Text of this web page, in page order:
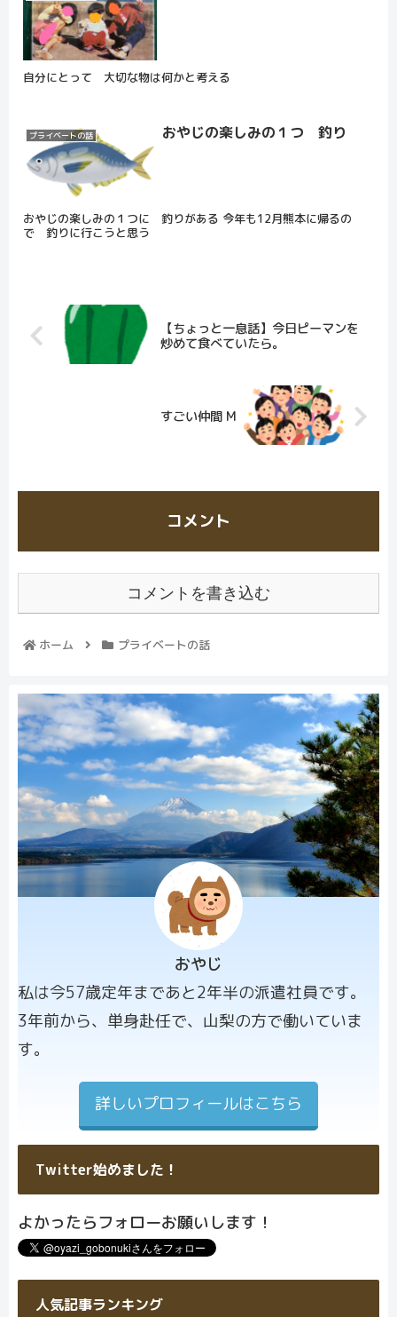
自分にとって 大切な物は何かと考える
プライベートの話 おやじの楽しみの１つ 釣り
おやじの楽しみの１つに 釣りがある 今年も12月熊本に帰るの
で 釣りに行こうと思う
【ちょっと一息話】今日ピーマンを
炒めて食べていたら。
すごい仲間 M
コメント
コメントを書き込む
ホーム プライベートの話
プロフィー
ル画像
おやじ
私は今57歳定年まであと2年半の派遣社員です。
3年前から、単身赴任で、山梨の方で働いていま
す。
詳しいプロフィールはこちら
Twitter始めました！
よかったらフォローお願いします！
人気記事ランキング